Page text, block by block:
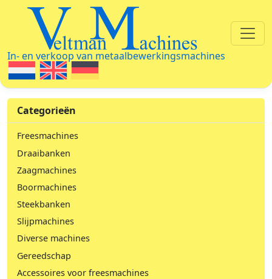
Veltman Machines
In- en verkoop van metaalbewerkingsmachines
Categorieën
Freesmachines
Draaibanken
Zaagmachines
Boormachines
Steekbanken
Slijpmachines
Diverse machines
Gereedschap
Accessoires voor freesmachines